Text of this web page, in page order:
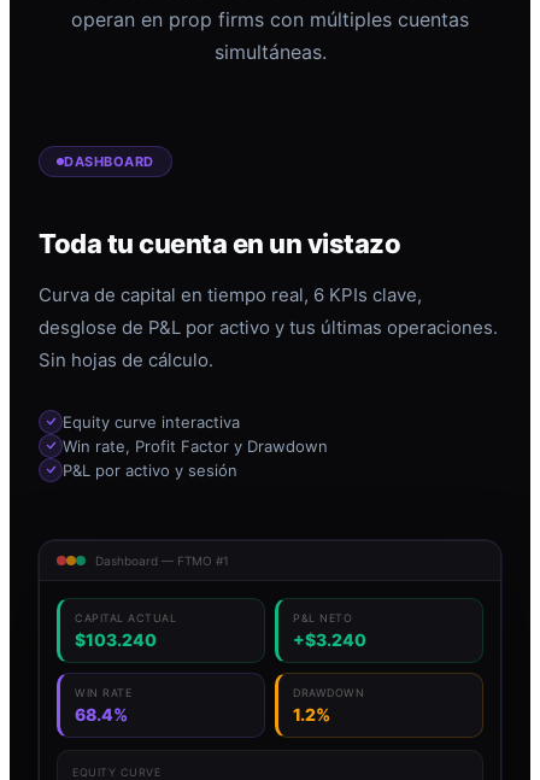
operan en prop firms con múltiples cuentas
simultáneas.
DASHBOARD
Toda tu cuenta en un vistazo
Curva de capital en tiempo real, 6 KPIs clave,
desglose de P&L por activo y tus últimas operaciones.
Sin hojas de cálculo.
Equity curve interactiva
Win rate, Profit Factor y Drawdown
P&L por activo y sesión
Dashboard — FTMO #1
CAPITAL ACTUAL
$103.240
P&L NETO
+$3.240
WIN RATE
68.4%
DRAWDOWN
1.2%
EQUITY CURVE